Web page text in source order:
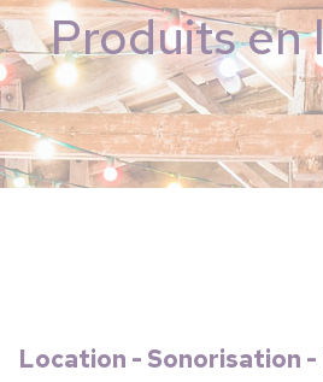
Produits en
Location - Sonorisation